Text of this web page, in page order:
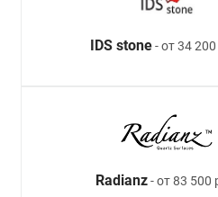
IDS stone- от 34
Radianz- от 83 500